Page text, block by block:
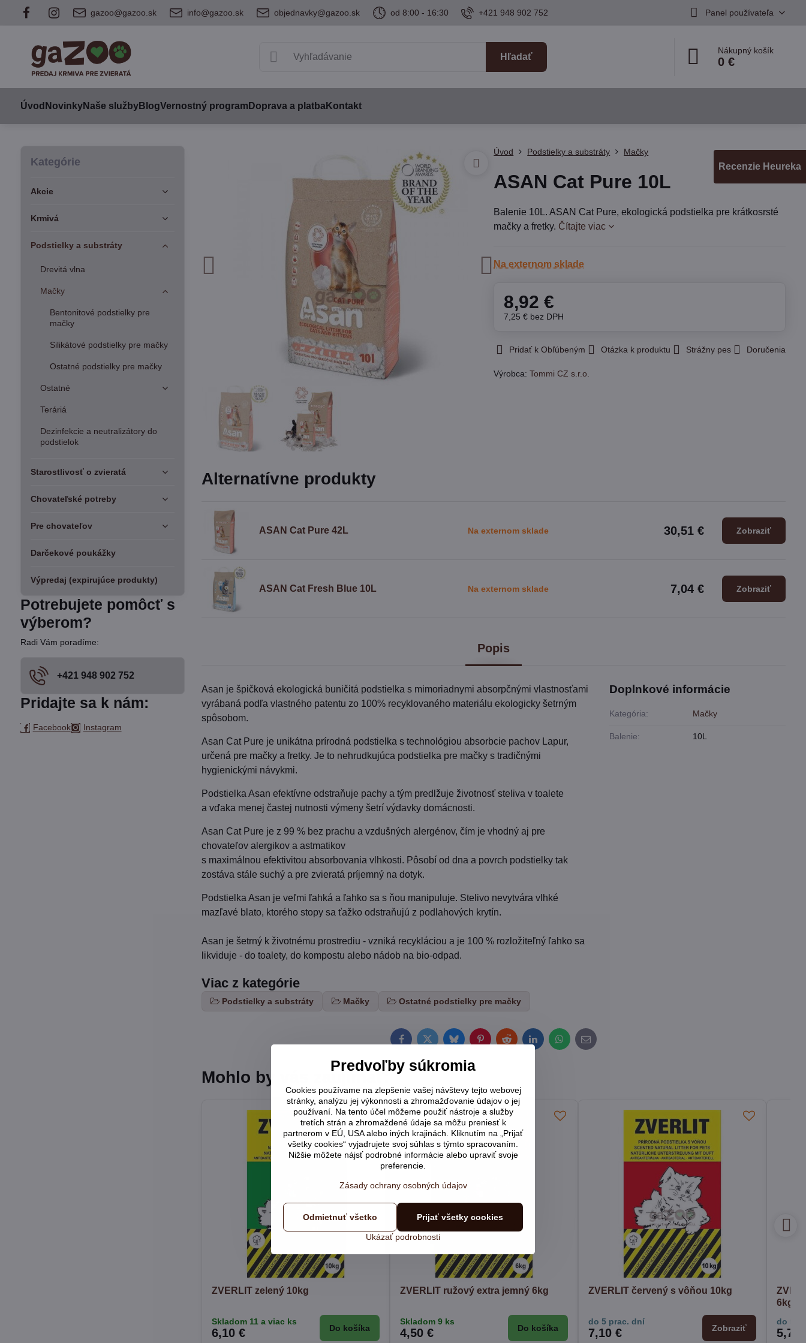
gazoo@gazoo.sk info@gazoo.sk objednavky@gazoo.sk od 8:00 - 16:30 +421 948 902 752 Panel používateľa
Hľadať
Nákupný košík
0 €
Úvod NovinkyNaše službyBlogVernostný program Doprava a platbaKontakt
Úvod Podstielky a substráty Mačky
ASAN Cat Pure 10L
Balenie 10L. ASAN Cat Pure, ekologická podstielka pre krátkosrsté
mačky a fretky. Čítajte viac
Na externom sklade
8,92 €
7,25 € bez DPH
Pridať k Obľúbeným Otázka k produktu Strážny pes Doručenia
Výrobca:Tommi CZ s.r.o.
Popis
Asan je špičková ekologická buničitá podstielka s mimoriadnymi absorpčnými vlastnosťami
vyrábaná podľa vlastného patentu zo 100% recyklovaného materiálu ekologicky šetrným
spôsobom.
Asan Cat Pure je unikátna prírodná podstielka s technológiou absorbcie pachov Lapur,
určená pre mačky a fretky. Je to nehrudkujúca podstielka pre mačky s tradičnými
hygienickými návykmi.
Podstielka Asan efektívne odstraňuje pachy a tým predlžuje životnosť steliva v toalete
a vďaka menej častej nutnosti výmeny šetrí výdavky domácnosti.
Asan Cat Pure je z 99 % bez prachu a vzdušných alergénov, čím je vhodný aj pre
chovateľov alergikov a astmatikov
s maximálnou efektivitou absorbovania vlhkosti. Pôsobí od dna a povrch podstielky tak
zostáva stále suchý a pre zvieratá príjemný na dotyk.
Podstielka Asan je veľmi ľahká a ľahko sa s ňou manipuluje. Stelivo nevytvára vlhké
mazľavé blato, ktorého stopy sa ťažko odstraňujú z podlahových krytín.
Asan je šetrný k životnému prostrediu - vzniká recykláciou a je 100 % rozložiteľný ľahko sa
likviduje - do toalety, do kompostu alebo nádob na bio-odpad.
Viac z kategórie
Podstielky a substráty Mačky Ostatné podstielky pre mačky
Doplnkové informácie
Kategória: Mačky
Balenie: 10L
Facebook
TwitterBlueskyPinterestRedditLinkedInWhatsApp
E-
mail
Alternatívne produkty
ASAN Cat Pure 42L Na externom sklade 30,51 € Zobraziť
ASAN Cat Fresh Blue 10L Na externom sklade 7,04 € Zobraziť
Mohlo by vás zaujímať:
ZVERLIT zelený 10kg
Skladom 11 a viac ks
6,10 € Do košíka
ZVERLIT ružový extra jemný 6kg
Skladom 9 ks
4,50 € Do košíka
ZVERLIT červený s vôňou 10kg
do 5 prac. dní
7,10 € Zobraziť
6kg
do 5
5,70
Kategórie
Akcie
Krmivá
Podstielky a substráty
Drevitá vlna
Mačky
Bentonitové podstielky pre
mačky
Silikátové podstielky pre mačky
Ostatné podstielky pre mačky
Ostatné
Teráriá
Dezinfekcie a neutralizátory do
podstielok
Starostlivosť o zvieratá
Chovateľské potreby
Pre chovateľov
Darčekové poukážky
Výpredaj (expirujúce produkty)
Potrebujete pomôcť s
výberom?
Radi Vám poradíme:
+421 948 902 752
Pridajte sa k nám:
Facebook Instagram
Recenzie Heureka
Predvoľby súkromia
Cookies používame na zlepšenie vašej návštevy tejto webovej
stránky, analýzu jej výkonnosti a zhromažďovanie údajov o jej
používaní. Na tento účel môžeme použiť nástroje a služby
tretích strán a zhromaždené údaje sa môžu preniesť k
partnerom v EÚ, USA alebo iných krajinách. Kliknutím na „Prijať
všetky cookies“ vyjadrujete svoj súhlas s týmto spracovaním.
Nižšie môžete nájsť podrobné informácie alebo upraviť svoje
preferencie.
Zásady ochrany osobných údajov
Ukázať podrobnosti
Prijať všetky cookies
Odmietnuť všetko